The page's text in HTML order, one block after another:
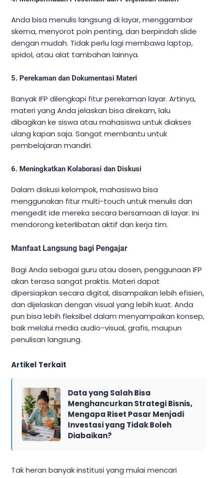
Anda bisa menulis langsung di layar, menggambar
skema, menyorot poin penting, dan berpindah slide
dengan mudah. Tidak perlu lagi membawa laptop,
spidol, atau alat tambahan lainnya.
5. Perekaman dan Dokumentasi Materi
Banyak IFP dilengkapi fitur perekaman layar. Artinya,
materi yang Anda jelaskan bisa direkam, lalu
dibagikan ke siswa atau mahasiswa untuk diakses
ulang kapan saja. Sangat membantu untuk
pembelajaran mandiri.
6. Meningkatkan Kolaborasi dan Diskusi
Dalam diskusi kelompok, mahasiswa bisa
menggunakan fitur multi-touch untuk menulis dan
mengedit ide mereka secara bersamaan di layar. Ini
mendorong keterlibatan aktif dan kerja tim.
Manfaat Langsung bagi Pengajar
Bagi Anda sebagai guru atau dosen, penggunaan IFP
akan terasa sangat praktis. Materi dapat
dipersiapkan secara digital, disampaikan lebih efisien,
dan dijelaskan dengan visual yang lebih kuat. Anda
pun bisa lebih fleksibel dalam menyampaikan konsep,
baik melalui media audio-visual, grafis, maupun
penulisan langsung.
Artikel Terkait
Data yang Salah Bisa
Menghancurkan Strategi Bisnis,
Mengapa Riset Pasar Menjadi
Investasi yang Tidak Boleh
Diabaikan?
Tak heran banyak institusi yang mulai mencari